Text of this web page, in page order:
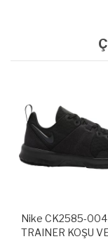
Nike CK2585-004
TRAINER KOŞU